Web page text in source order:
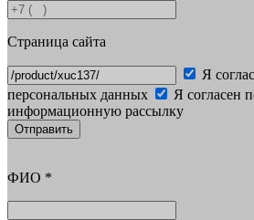
Страница сайта
Я
персональных данных
Я согласен
информационную рассылку
Отправить
ФИО *